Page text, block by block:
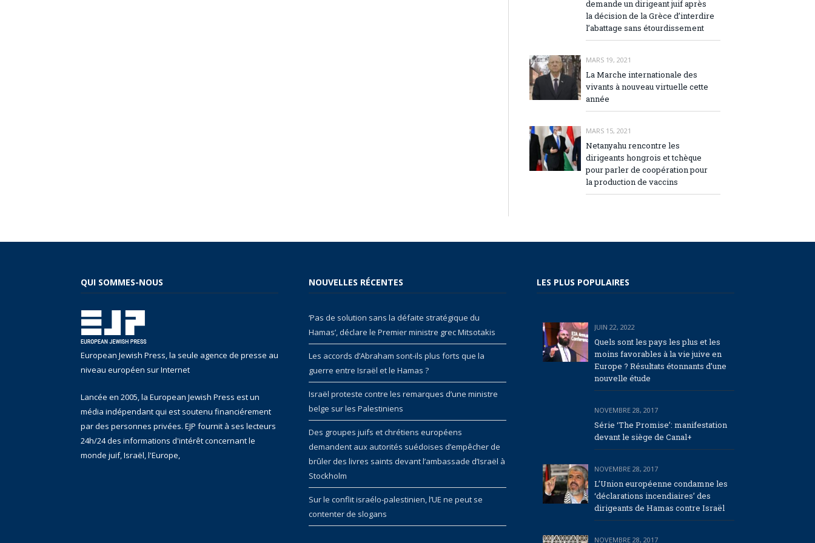
demande un dirigeant juif après
la décision de la Grèce d’interdire
l’abattage sans étourdissement
MARS 19, 2021
La Marche internationale des
vivants à nouveau virtuelle cette
année
MARS 15, 2021
Netanyahu rencontre les
dirigeants hongrois et tchèque
pour parler de coopération pour
la production de vaccins
QUI SOMMES-NOUS
European Jewish Press, la seule agence de presse au
niveau européen sur Internet
Lancée en 2005, la European Jewish Press est un
média indépendant qui est soutenu financiérement
par des personnes privées. EJP fournit à ses lecteurs
24h/24 des informations d'intérêt concernant le
monde juif, Israël, l'Europe,
NOUVELLES RÉCENTES
‘Pas de solution sans la défaite stratégique du
Hamas’, déclare le Premier ministre grec Mitsotakis
Les accords d’Abraham sont-ils plus forts que la
guerre entre Israël et le Hamas ?
Israël proteste contre les remarques d’une ministre
belge sur les Palestiniens
Des groupes juifs et chrétiens européens
demandent aux autorités suédoises d’empêcher de
brûler des livres saints devant l’ambassade d’Israël à
Stockholm
Sur le conflit israélo-palestinien, l’UE ne peut se
contenter de slogans
LES PLUS POPULAIRES
JUIN 22, 2022
Quels sont les pays les plus et les
moins favorables à la vie juive en
Europe ? Résultats étonnants d’une
nouvelle étude
NOVEMBRE 28, 2017
Série ‘The Promise’: manifestation
devant le siège de Canal+
NOVEMBRE 28, 2017
L’Union européenne condamne les
‘déclarations incendiaires’ des
dirigeants de Hamas contre Israël
NOVEMBRE 28, 2017